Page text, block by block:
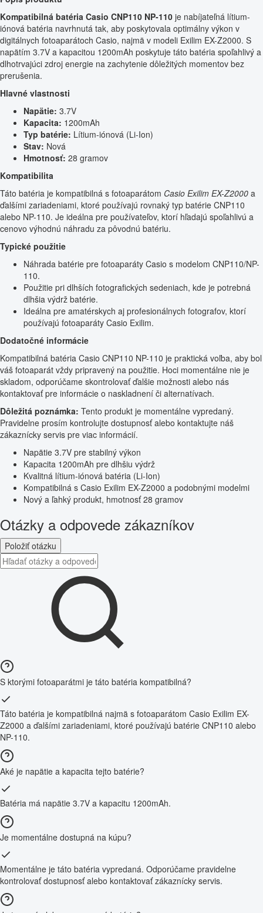
Kompatibilná batéria Casio CNP110 NP-110 je nabíjateľná lítium-
iónová batéria navrhnutá tak, aby poskytovala optimálny výkon v
digitálnych fotoaparátoch Casio, najmä v modeli Exilim EX-Z2000. S
napätím 3.7V a kapacitou 1200mAh poskytuje táto batéria spoľahlivý a
dlhotrvajúci zdroj energie na zachytenie dôležitých momentov bez
prerušenia.
Hlavné vlastnosti
Napätie: 3.7V
Kapacita: 1200mAh
Typ batérie: Lítium-iónová (Li-Ion)
Stav: Nová
Hmotnosť: 28 gramov
Kompatibilita
Táto batéria je kompatibilná s fotoaparátom Casio Exilim EX-Z2000 a
ďalšími zariadeniami, ktoré používajú rovnaký typ batérie CNP110
alebo NP-110. Je ideálna pre používateľov, ktorí hľadajú spoľahlivú a
cenovo výhodnú náhradu za pôvodnú batériu.
Typické použitie
Náhrada batérie pre fotoaparáty Casio s modelom CNP110/NP-
110.
Použitie pri dlhších fotografických sedeniach, kde je potrebná
dlhšia výdrž batérie.
Ideálna pre amatérskych aj profesionálnych fotografov, ktorí
používajú fotoaparáty Casio Exilim.
Dodatočné informácie
Kompatibilná batéria Casio CNP110 NP-110 je praktická voľba, aby bol
váš fotoaparát vždy pripravený na použitie. Hoci momentálne nie je
skladom, odporúčame skontrolovať ďalšie možnosti alebo nás
kontaktovať pre informácie o naskladnení či alternatívach.
Dôležitá poznámka: Tento produkt je momentálne vypredaný.
Pravidelne prosím kontrolujte dostupnosť alebo kontaktujte náš
zákaznícky servis pre viac informácií.
Napätie 3.7V pre stabilný výkon
Kapacita 1200mAh pre dlhšiu výdrž
Kvalitná lítium-iónová batéria (Li-Ion)
Kompatibilná s Casio Exilim EX-Z2000 a podobnými modelmi
Nový a ľahký produkt, hmotnosť 28 gramov
Otázky a odpovede zákazníkov
Položiť otázku
S ktorými fotoaparátmi je táto batéria kompatibilná?
Táto batéria je kompatibilná najmä s fotoaparátom Casio Exilim EX-
Z2000 a ďalšími zariadeniami, ktoré používajú batérie CNP110 alebo
NP-110.
Aké je napätie a kapacita tejto batérie?
Batéria má napätie 3.7V a kapacitu 1200mAh.
Je momentálne dostupná na kúpu?
Momentálne je táto batéria vypredaná. Odporúčame pravidelne
kontrolovať dostupnosť alebo kontaktovať zákaznícky servis.